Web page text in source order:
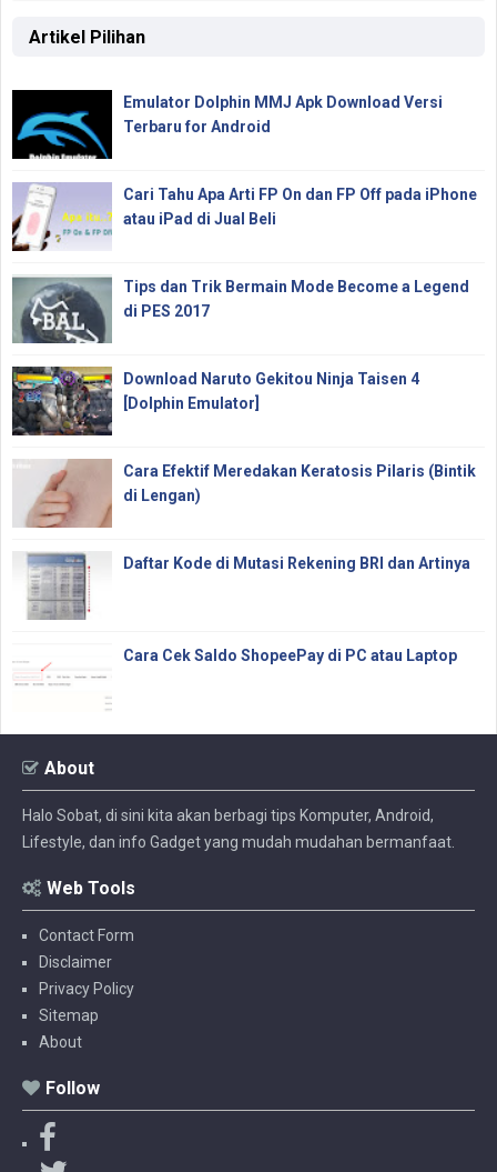
Artikel Pilihan
Emulator Dolphin MMJ Apk Download Versi
Terbaru for Android
Cari Tahu Apa Arti FP On dan FP Off pada iPhone
atau iPad di Jual Beli
Tips dan Trik Bermain Mode Become a Legend
di PES 2017
Download Naruto Gekitou Ninja Taisen 4
[Dolphin Emulator]
Cara Efektif Meredakan Keratosis Pilaris (Bintik
di Lengan)
Daftar Kode di Mutasi Rekening BRI dan Artinya
Cara Cek Saldo ShopeePay di PC atau Laptop
About
Halo Sobat, di sini kita akan berbagi tips Komputer, Android,
Lifestyle, dan info Gadget yang mudah mudahan bermanfaat.
Web Tools
Contact Form
Disclaimer
Privacy Policy
Sitemap
About
Follow
a